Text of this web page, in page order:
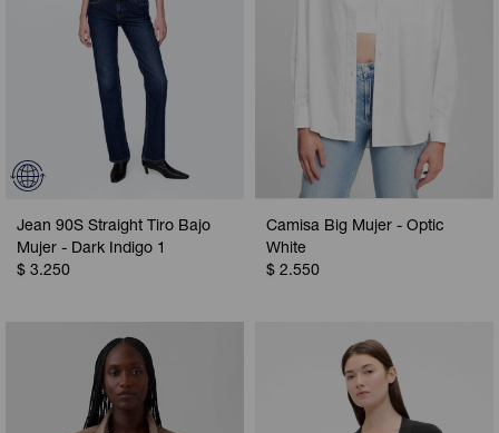
Jean 90S Straight Tiro Bajo
Mujer - Dark Indigo 1
$ 3.250
Camisa Big Mujer - Optic
White
$ 2.550